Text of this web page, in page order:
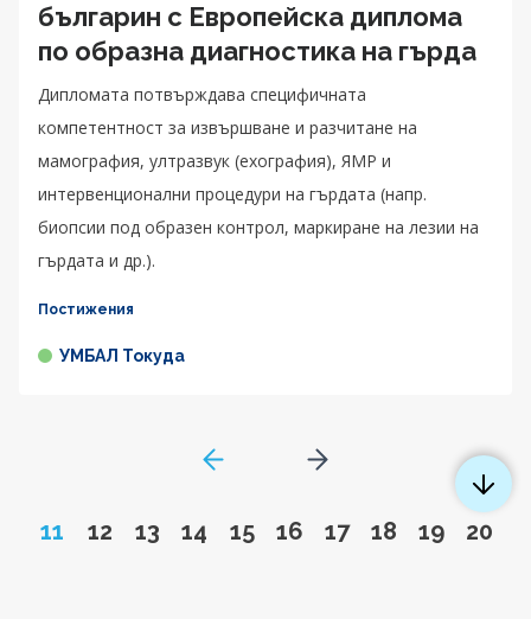
българин с Европейска диплома
по образна диагностика на гърда
Дипломата потвърждава специфичната
компетентност за извършване и разчитане на
мамография, ултразвук (ехография), ЯМР и
интервенционални процедури на гърдата (напр.
биопсии под образен контрол, маркиране на лезии на
гърдата и др.).
Постижения
УМБАЛ Токуда
GoToPreviousPage
Page
11 Go to page
12 Go to page
13 Go to page
14 Go to page
15 Go to page
16 Go to page
17 Go to page
18 Go to
19 Go
20
Go to next page